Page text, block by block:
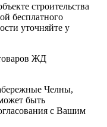
строительства
бесплатного
уточняйте у
ЖД
Челны,
быть
с Вашим